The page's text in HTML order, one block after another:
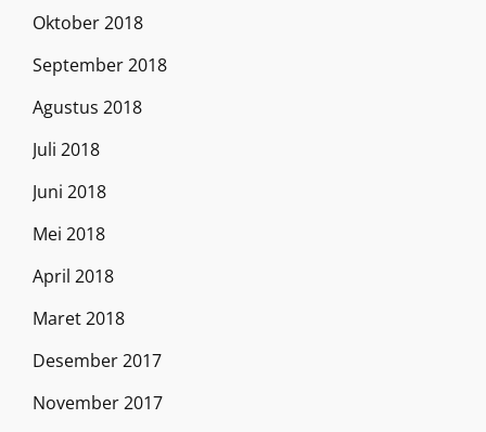
Oktober 2018
September 2018
Agustus 2018
Juli 2018
Juni 2018
Mei 2018
April 2018
Maret 2018
Desember 2017
November 2017